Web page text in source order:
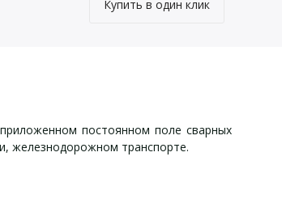
Купить в один клик
постоянном поле сварных
железнодорожном транспорте.